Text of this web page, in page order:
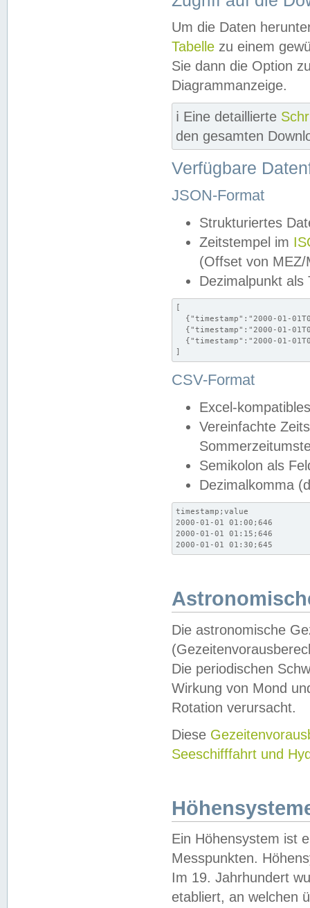
Um die Daten
Tabelle zu einem
Sie dann die Option
Diagrammanzeige.
ℹ️ Eine detaillierte
den gesamten
Verfügbare
JSON-Format
Strukturiertes
Zeitstempel im
(Offset von MEZ/
Dezimalpunkt als
[
{"timestamp":"2000-01-
{"timestamp":"2000-01-
{"timestamp":"2000-01-
]
CSV-Format
Excel-
Vereinfachte
Semikolon als
Dezimalkomma
timestamp;value
2000-01-01 01:00;646
2000-01-01 01:15;646
2000-01-01 01:30;645
Die astronomische
Die periodischen
Wirkung von Mond
Rotation verursacht.
Diese
Seeschifffahrt und
Ein Höhensystem ist
Messpunkten.
Im 19. Jahrhundert
etabliert, an welchen